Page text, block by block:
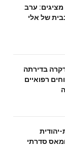
ערב
של אלי
בדירתה
רפואיים
יהודית
סדרתי